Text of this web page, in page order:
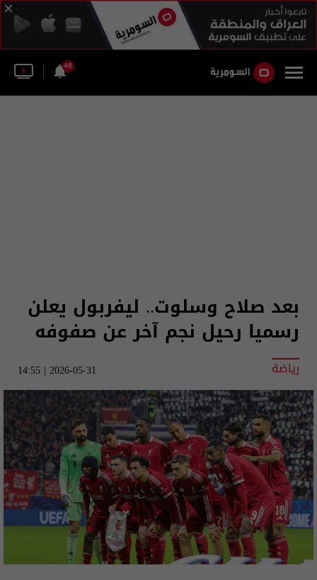
46
بعد صلاح وسلوت.. ليفربول يعلن
رسميا رحيل نجم آخر عن صفوفه
رياضة 2026-05-31 | 14:55